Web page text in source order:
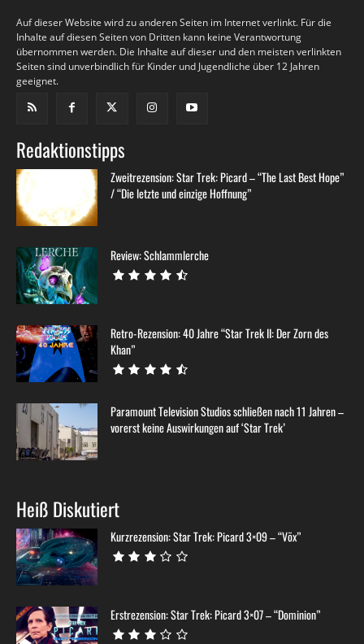
Auf dieser Website wird zu anderen Seiten im Internet verlinkt. Für die
Inhalte auf diesen Seiten von Dritten kann keine Verantwortung
übernommen werden. Die Inhalte auf dieser und den meisten verlinkten
Seiten sind unverbindlich für Kinder und Jugendliche über 12 Jahren
geeignet.
Redaktionstipps
Zweitrezension: Star Trek: Picard – “The Last Best Hope”
/ “Die letzte und einzige Hoffnung”
Review: Schlammlerche
Retro-Rezension: 40 Jahre “Star Trek II: Der Zorn des
Khan”
Paramount Television Studios schließen nach 11 Jahren –
vorerst keine Auswirkungen auf ‘Star Trek’
Heiß Diskutiert
Kurzrezension: Star Trek: Picard 3×09 – “Võx”
Erstrezension: Star Trek: Picard 3×07 – “Dominion”